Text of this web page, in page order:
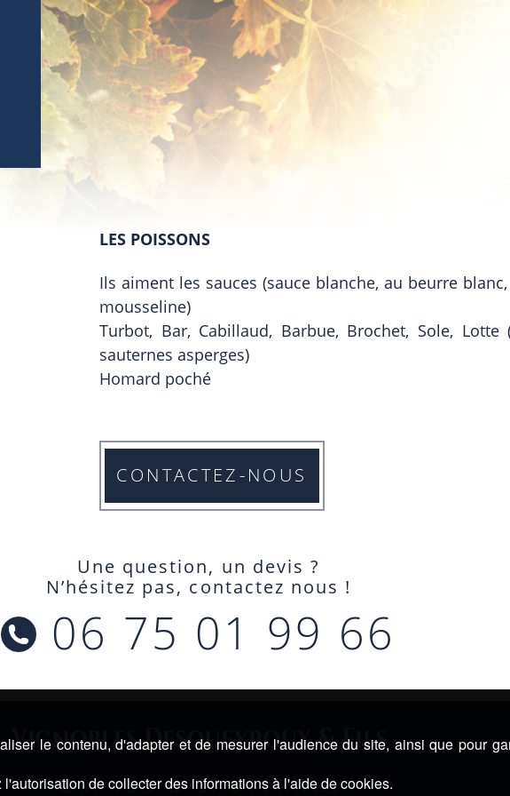
LES POISSONS
Ils aiment les sauces (sauce blanche, au beurre
mousseline)
Turbot, Bar, Cabillaud, Barbue, Brochet, Sole, Lotte
sauternes asperges)
Homard poché
CONTACTEZ-NOUS
Une question, un devis ?
N’hésitez pas, contactez nous !
06 75 01 99 66
le contenu, d'adapter et de mesurer l'audience du site, ainsi que pour
de collecter des informations à l'aide de cookies.